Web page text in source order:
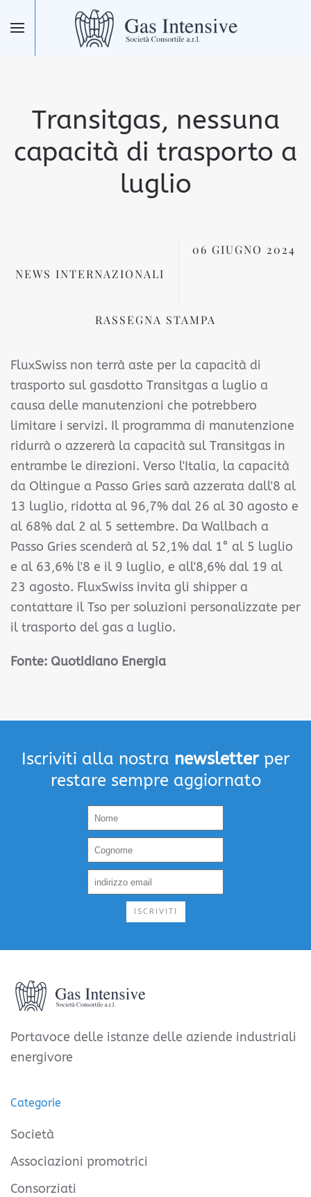
Skip to main content
Transitgas, nessuna
capacità di trasporto a
luglio
NEWS INTERNAZIONALI
06 GIUGNO 2024
RASSEGNA STAMPA
FluxSwiss non terrà aste per la capacità di
trasporto sul gasdotto Transitgas a luglio a
causa delle manutenzioni che potrebbero
limitare i servizi. Il programma di manutenzione
ridurrà o azzererà la capacità sul Transitgas in
entrambe le direzioni. Verso l'Italia, la capacità
da Oltingue a Passo Gries sarà azzerata dall'8 al
13 luglio, ridotta al 96,7% dal 26 al 30 agosto e
al 68% dal 2 al 5 settembre. Da Wallbach a
Passo Gries scenderà al 52,1% dal 1° al 5 luglio
e al 63,6% l'8 e il 9 luglio, e all'8,6% dal 19 al
23 agosto. FluxSwiss invita gli shipper a
contattare il Tso per soluzioni personalizzate per
il trasporto del gas a luglio.
Fonte: Quotidiano Energia
Iscriviti alla nostra newsletterper
restare sempre aggiornato
ISCRIVITI
Portavoce delle istanze delle aziende industriali
energivore
Categorie
Società
Associazioni promotrici
Consorziati